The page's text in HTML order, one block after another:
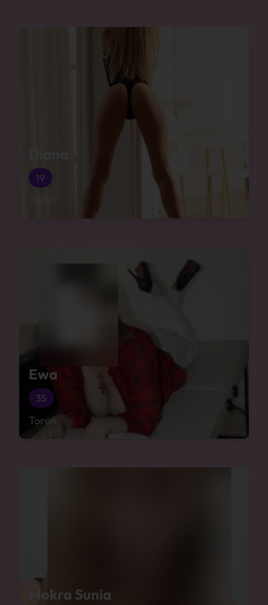
19
Ewa
35
Toruń
Mokra Sunia